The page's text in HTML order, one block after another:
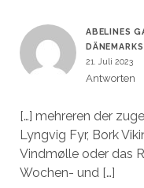
ABELINES
21. Juli 2023
Antworten
[…] mehreren der
Lyngvig Fyr, Bork
Vindmølle oder das
Wochen- und […]